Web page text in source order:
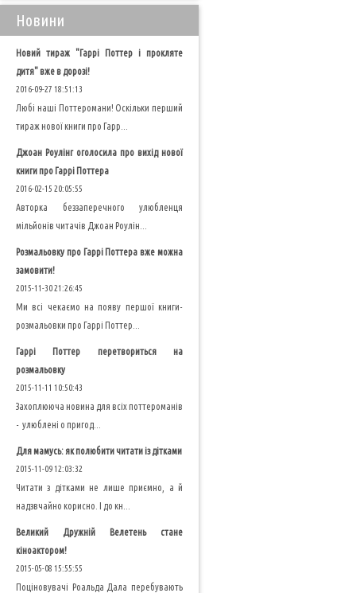
Новини
Новий тираж "Гаррі Поттер і прокляте
дитя" вже в дорозі!
2016-09-27 18:51:13
Любі наші Поттеромани! Оскільки перший
тираж нової книги про Гарр...
Джоан Роулінг оголосила про вихід нової
книги про Гаррі Поттера
2016-02-15 20:05:55
Авторка беззаперечного улюбленця
мільйонів читачів Джоан Роулін...
Розмальовку про Гаррі Поттера вже можна
замовити!
2015-11-30 21:26:45
Ми всі чекаємо на появу першої книги-
розмальовки про Гаррі Поттер...
Гаррі Поттер перетвориться на
розмальовку
2015-11-11 10:50:43
Захоплююча новина для всіх поттероманів
- улюблені о пригод...
Для мамусь: як полюбити читати із дітками
2015-11-09 12:03:32
Читати з дітками не лише приємно, а й
надзвчайно корисно. І до кн...
Великий Дружній Велетень стане
кіноактором!
2015-05-08 15:55:55
Поціновувачі Роальда Дала перебувають